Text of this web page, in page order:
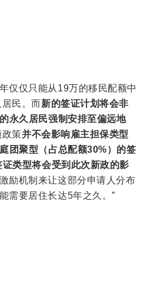
仅仅只能从19万的移民配额中
民。而新的签证计划将会非
永久居民强制安排至偏远地
政策并不会影响雇主担保类型
团聚型（占总配额30%）的签
证类型将会受到此次新政的影
励机制来让这部分申请人分布
需要居住长达5年之久。”